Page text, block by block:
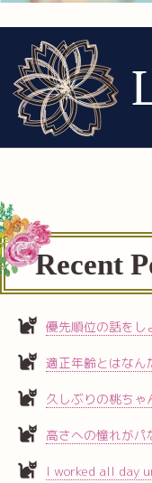
Recent
優先順位の話をし
適正年齢とはなん
久しぶりの桃ちゃ
高さへの憧れがパ
I worked all day